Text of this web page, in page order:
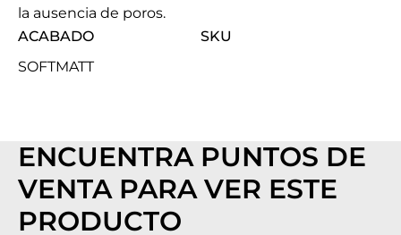
la ausencia de poros.
ACABADO
SOFTMATT
SKU
ENCUENTRA PUNTOS DE
VENTA PARA VER ESTE
PRODUCTO